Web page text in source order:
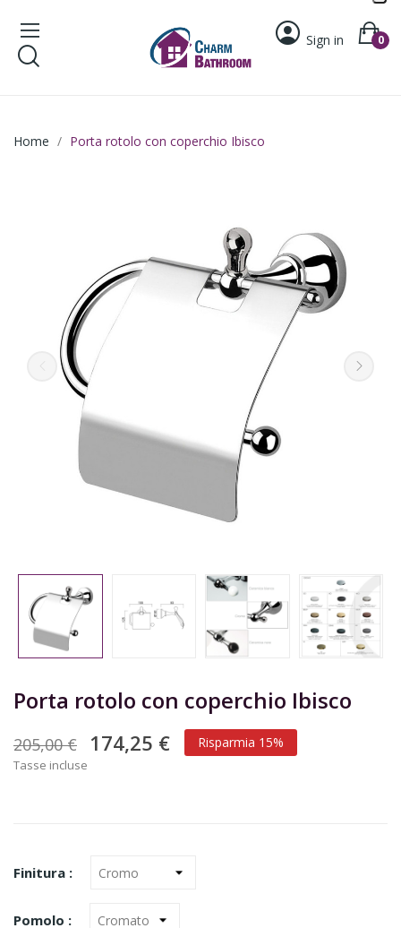
Sign in 0
Home Porta rotolo con coperchio Ibisco
Porta rotolo con coperchio Ibisco
205,00 € 174,25 € Risparmia 15%
Tasse incluse
Finitura :
Pomolo :